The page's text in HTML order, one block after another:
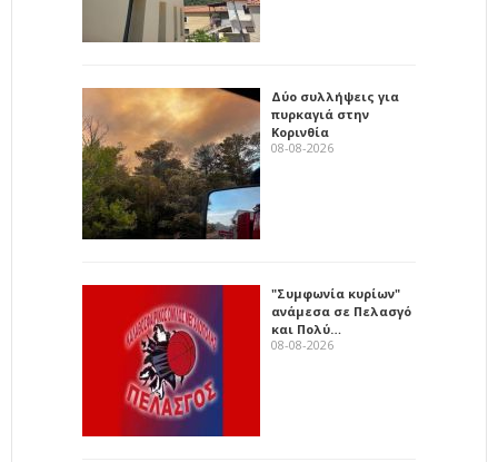
Δύο συλλήψεις για
πυρκαγιά στην
Κορινθία
08-08-2026
"Συμφωνία κυρίων"
ανάμεσα σε Πελασγό
και Πολύ…
08-08-2026